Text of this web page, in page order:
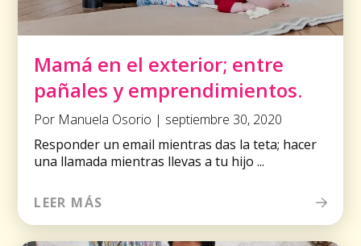
Mamá en el exterior; entre
pañales y emprendimientos.
Por Manuela Osorio | septiembre 30, 2020
Responder un email mientras das la teta; hacer
una llamada mientras llevas a tu hijo ...
LEER MÁS